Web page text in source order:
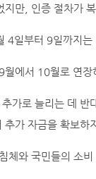
만, 인증 절차가
4일부터 9일까지
에서 10월로 연
가로 늘리는 데
추가 자금을 확보
체와 국민들의 소